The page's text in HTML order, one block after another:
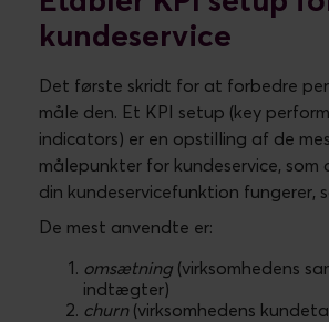
undersøgelse fra Gatepoint, har
forbedring af kundetilfredshed, som
afgørende for din forretning og dit
Dine kunder deler en god
til 6 personer i deres netværk, men
deler en dårlig oplevelse med mere
You Need to Know for 2019
Med automatisk udsendelse af en
kundetilfredshedsmåling i alle